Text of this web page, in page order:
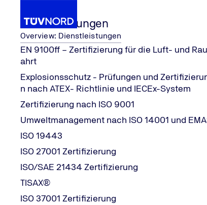
Dienstleistungen
Overview: Dienstleistungen
EN 9100ff – Zertifizierung für die Luft- und
ahrt
Explosionsschutz - Prüfungen und
n nach ATEX- Richtlinie und IECEx-System
Zertifizierung nach ISO 9001
Umweltmanagement nach ISO 14001 und
ISO 19443
ISO 27001 Zertifizierung
ISO/SAE 21434 Zertifizierung
TISAX®
ISO 37001 Zertifizierung
Home
Kontaktformular Zertifizierung
Kontakt
Sie möchten mehr über diese Zertifizierung im
Fields marked with an asterisk (*) must be filled in.